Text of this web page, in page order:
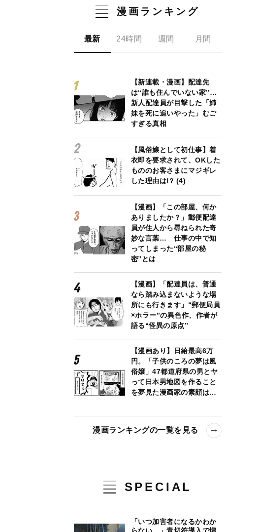
漫画ランキング
最新 24時間 週間 月間
【新連載・漫画】配達先
は“誰も住んでいない家”…
新人配達員が目撃した「姉
妹を死に追いやった」むご
すぎる真相
【風俗嬢として初仕事】着
衣即を要求されて、OKした
もののお客さまにマジギレ
した理由は!? (4)
【漫画】「この部屋、何か
ありましたか？」郵便配達
員が住人から尋ねられた奇
妙な言葉… 仕事の中で知
ってしまった“部屋の秘
密”とは
【漫画】「配達員は、普通
なら踏み込まないような場
所にも行きます」“郵便局員
×ホラー”の異色作、作者が
語る“怪異の原点”
【漫画あり】日給最高6万
円。「子供のころの夢は風
俗嬢」47都道府県の男とヤ
って日本男地図を作ること
を夢見た漫画家の素顔は…
漫画ランキングの一覧を見る
SPECIAL
「いつ加害者になるかわか
らない…」青切符導入で増